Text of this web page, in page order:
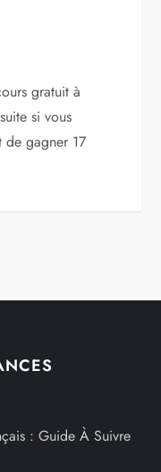
gratuit à
si vous
de gagner 17
: Guide À Suivre